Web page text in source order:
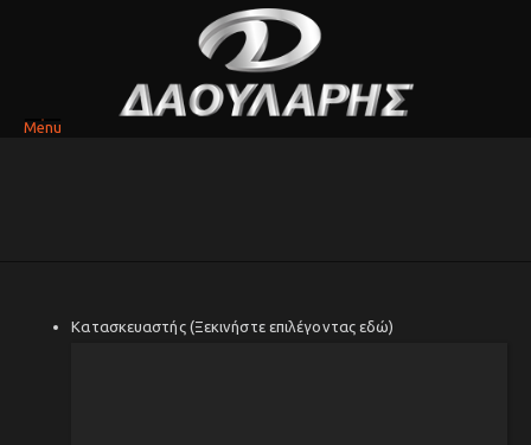
Menu
Κατασκευαστής (Ξεκινήστε επιλέγοντας εδώ)